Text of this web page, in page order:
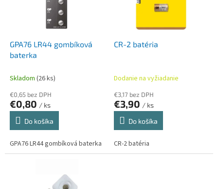
GPA76 LR44 gombíková
baterka
Skladom (26 ks)
€0,65 bez DPH
€0,80 / ks
Do košíka
GPA76 LR44 gombíková baterka
CR-2 batéria
Dodanie na vyžiadanie
€3,17 bez DPH
€3,90 / ks
Do košíka
CR-2 batéria